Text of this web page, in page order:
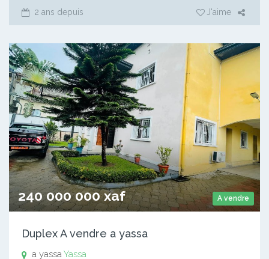
2 ans depuis J'aime
A vendre
240 000 000 xaf
Duplex A vendre a yassa
a yassaYassa